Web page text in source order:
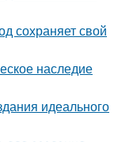
сохраняет свой
наследие
идеального